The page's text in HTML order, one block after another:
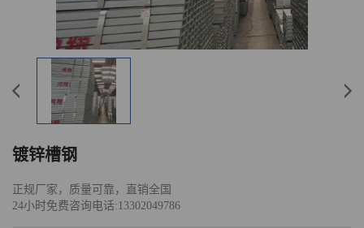
镀锌槽钢
正规厂家，质量可靠，直销全国
24小时免费咨询电话:13302049786